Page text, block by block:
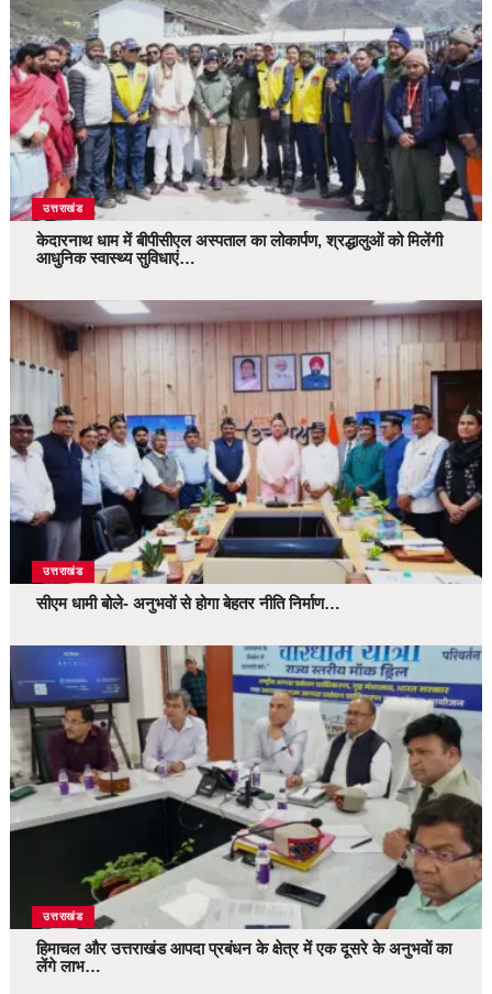
उत्तराखंड
केदारनाथ धाम में बीपीसीएल अस्पताल का लोकार्पण, श्रद्धालुओं को मिलेंगी
आधुनिक स्वास्थ्य सुविधाएं…
उत्तराखंड
सीएम धामी बोले- अनुभवों से होगा बेहतर नीति निर्माण…
उत्तराखंड
हिमाचल और उत्तराखंड आपदा प्रबंधन के क्षेत्र में एक दूसरे के अनुभवों का
लेंगे लाभ…